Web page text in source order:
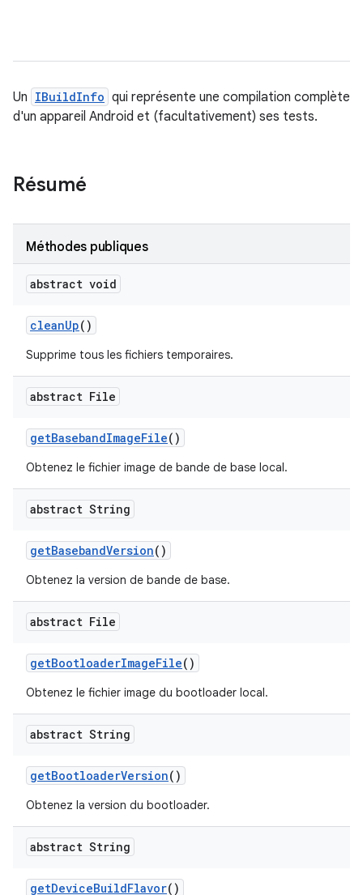
Un IBuildInfo qui représente une compilation complète
d'un appareil Android et (facultativement) ses tests.
Résumé
Méthodes publiques
abstract void
cleanUp()
Supprime tous les fichiers temporaires.
abstract File
getBasebandImageFile()
Obtenez le fichier image de bande de base local.
abstract String
getBasebandVersion()
Obtenez la version de bande de base.
abstract File
getBootloaderImageFile()
Obtenez le fichier image du bootloader local.
abstract String
getBootloaderVersion()
Obtenez la version du bootloader.
abstract String
getDeviceBuildFlavor()